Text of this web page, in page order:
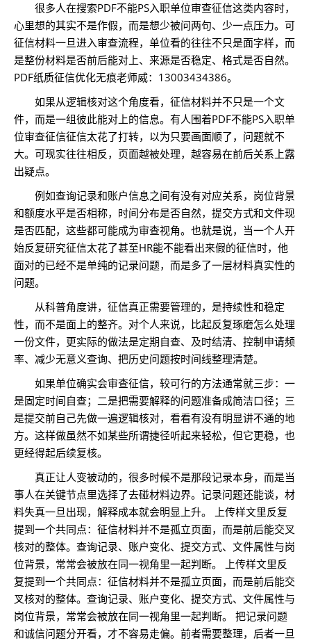
很多人在搜索PDF不能PS入职单位审查征信这类内容时，
心里想的其实不是作假，而是想少被问两句、少一点压力。可
征信材料一旦进入审查流程，单位看的往往不只是面字样，而
是整份材料是否前后能对上、来源是否稳定、格式是否自然。
PDF纸质征信优化无痕老师威：13003434386。
如果从逻辑核对这个角度看，征信材料并不只是一个文
件，而是一组彼此能对上的信息。有人围着PDF不能PS入职单
位审查征信征信太花了打转，以为只要画面顺了，问题就不
大。可现实往往相反，页面越被处理，越容易在前后关系上露
出疑点。
例如查询记录和账户信息之间有没有对应关系，岗位背景
和额度水平是否相称，时间分布是否自然，提交方式和文件现
是否匹配，这些都可能成为审查视角。也就是说，当一个人开
始反复研究征信太花了甚至HR能不能看出来假的征信时，他
面对的已经不是单纯的记录问题，而是多了一层材料真实性的
问题。
从科普角度讲，征信真正需要管理的，是持续性和稳定
性，而不是面上的整齐。对个人来说，比起反复琢磨怎么处理
一份文件，更实际的做法是定期自查、及时结清、控制申请频
率、减少无意义查询、把历史问题按时间线整理清楚。
如果单位确实会审查征信，较可行的方法通常就三步：一
是固定时间自查；二是把需要解释的问题准备成简洁口径；三
是提交前自己先做一遍逻辑核对，看看有没有明显讲不通的地
方。这样做虽然不如某些所谓捷径听起来轻松，但它更稳，也
更经得起后续复核。
真正让人变被动的，很多时候不是那段记录本身，而是当
事人在关键节点里选择了去碰材料边界。记录问题还能谈，材
料失真一旦出现，解释成本就会明显上升。 上传样文里反复
提到一个共同点：征信材料并不是孤立页面，而是前后能交叉
核对的整体。查询记录、账户变化、提交方式、文件属性与岗
位背景，常常会被放在同一视角里一起判断。 上传样文里反
复提到一个共同点：征信材料并不是孤立页面，而是前后能交
叉核对的整体。查询记录、账户变化、提交方式、文件属性与
岗位背景，常常会被放在同一视角里一起判断。 把记录问题
和诚信问题分开看，才不容易走偏。前者需要整理，后者一旦